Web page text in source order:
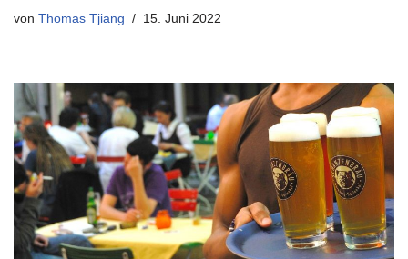
von Thomas Tjiang 15. Juni 2022